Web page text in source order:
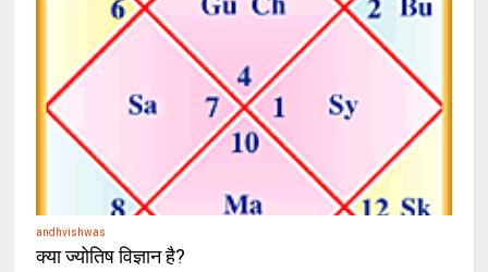
andhvishwas
क्या ज्योतिष विज्ञान है?